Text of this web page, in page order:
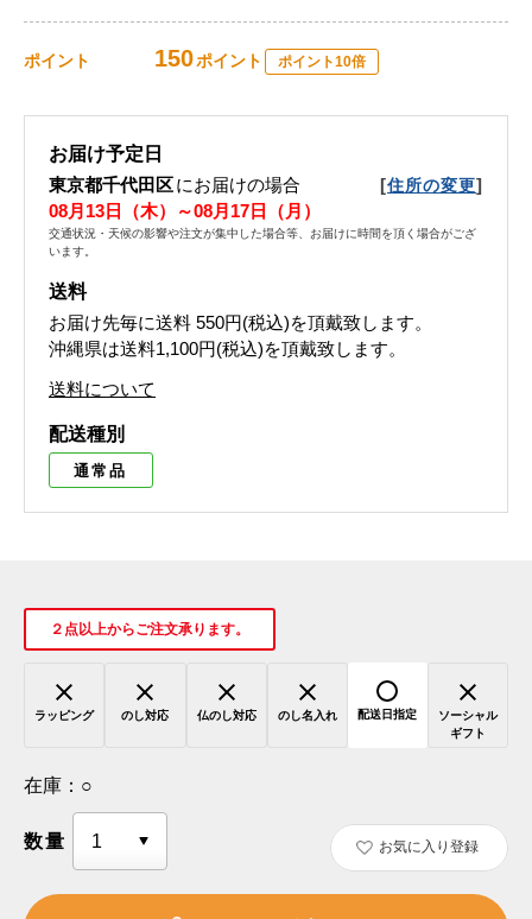
ポイント 150ポイント ポイント10倍
お届け予定日
東京都千代田区にお届けの場合 [住所の変更]
08月13日（木）～08月17日（月）
交通状況・天候の影響や注文が集中した場合等、お届けに時間を頂く場合がござ
います。
送料
お届け先毎に送料 550円(税込)を頂戴致します。
沖縄県は送料1,100円(税込)を頂戴致します。
送料について
配送種別
通常品
２点以上からご注文承ります。
ラッピング のし対応 仏のし対応 のし名入れ 配送日指定
ソーシャル
ギフト
在庫： ○
数量 お気に入り登録